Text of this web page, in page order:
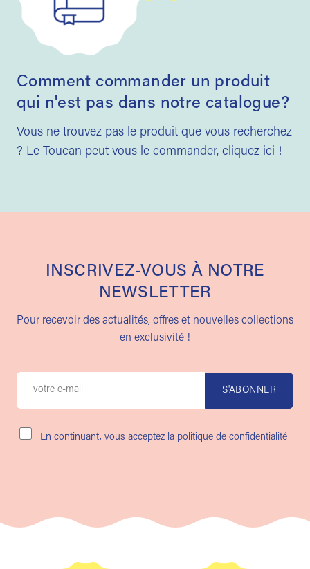
Comment commander un produit
qui n'est pas dans notre catalogue?
Vous ne trouvez pas le produit que vous recherchez
? Le Toucan peut vous le commander, cliquez ici !
INSCRIVEZ-VOUS À NOTRE
NEWSLETTER
Pour recevoir des actualités, offres et nouvelles collections
en exclusivité !
En continuant, vous acceptez la politique de confidentialité